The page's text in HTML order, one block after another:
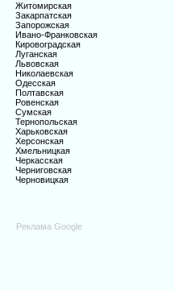
Житомирская
Закарпатская
Запорожская
Ивано-Франковская
Кировоградская
Луганская
Львовская
Николаевская
Одесская
Полтавская
Ровенская
Сумская
Тернопольская
Харьковская
Херсонская
Хмельницкая
Черкасская
Черниговская
Черновицкая
Реклама Google